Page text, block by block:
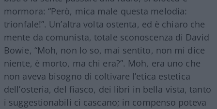
mormora: “Però, mica male questa melodia:
trionfale!”. Un’altra volta ostenta, ed è chiaro che
mente da comunista, totale sconoscenza di David
Bowie, “Moh, non lo so, mai sentito, non mi dice
niente, è morto, ma chi era?”. Moh, era uno che
non aveva bisogno di coltivare l’etica estetica
dell’osteria, del fiasco, dei libri in bella vista, tanto
i suggestionabili ci cascano; in compenso poteva